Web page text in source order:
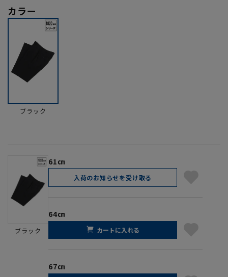
カラー
ブラック
ブラック
61㎝
入荷のお知らせを受け取る
64㎝
カートに入れる
67㎝